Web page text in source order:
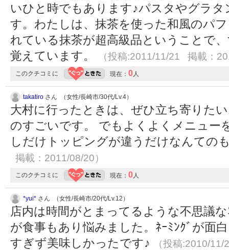
いひと時でもあります♪パスタやグラ
す。わたしは、抹茶を使った和風のパ
れている抹茶が超高級品ということで
覚えています。
（投稿:2011/11/21 掲載：
このクチコミに 現在： 0人
takatiro さん （女性/長崎市/30代/Lv.4）
大村に行ったときは、ぜひ立ち寄りた
のすごいです。 でもよくよくメニュー
しだけトッピングが違うだけなんての
掲載：2011/08/20）
このクチコミに 現在： 0人
*yui* さん （女性/長崎市/20代/Lv.12）
店内は時間がとまってるような不思議
が食事もあり悩みました。ﾈｰﾐﾝｸﾞが面
すぎず美味しかったです♪
（投稿:2010/